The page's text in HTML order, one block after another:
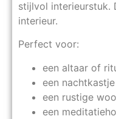
stijlvol interieurstuk.
interieur.
Perfect voor:
een altaar of
een nachtkastje
een rustige
een